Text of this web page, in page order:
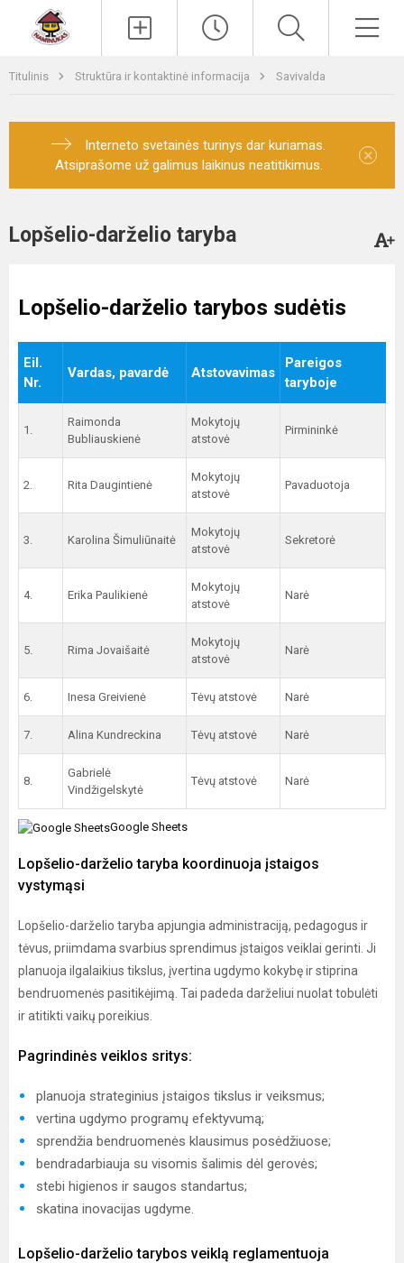
Titulinis Struktūra ir kontaktinė informacija Savivalda
Interneto svetainės turinys dar kuriamas.
Atsiprašome už galimus laikinus neatitikimus.
×
Lopšelio-darželio taryba
Lopšelio-darželio tarybos sudėtis
Eil.
Nr.
Vardas, pavardė Atstovavimas
Pareigos
taryboje
1.
Raimonda
Bubliauskienė
Mokytojų
atstovė
Pirmininkė
2. Rita Daugintienė
Mokytojų
atstovė
Pavaduotoja
3. Karolina Šimuliūnaitė
Mokytojų
atstovė
Sekretorė
4. Erika Paulikienė
Mokytojų
atstovė
Narė
5. Rima Jovaišaitė
Mokytojų
atstovė
Narė
6. Inesa Greivienė Tėvų atstovė Narė
7. Alina Kundreckina Tėvų atstovė Narė
8.
Gabrielė
Vindžigelskytė
Tėvų atstovė Narė
Google Sheets
Lopšelio-darželio taryba koordinuoja įstaigos
vystymąsi
Lopšelio-darželio taryba apjungia administraciją, pedagogus ir
tėvus, priimdama svarbius sprendimus įstaigos veiklai gerinti. Ji
planuoja ilgalaikius tikslus, įvertina ugdymo kokybę ir stiprina
bendruomenės pasitikėjimą. Tai padeda darželiui nuolat tobulėti
ir atitikti vaikų poreikius.
Pagrindinės veiklos sritys:
planuoja strateginius įstaigos tikslus ir veiksmus;
vertina ugdymo programų efektyvumą;
sprendžia bendruomenės klausimus posėdžiuose;
bendradarbiauja su visomis šalimis dėl gerovės;
stebi higienos ir saugos standartus;
skatina inovacijas ugdyme.
Lopšelio-darželio tarybos veiklą reglamentuoja